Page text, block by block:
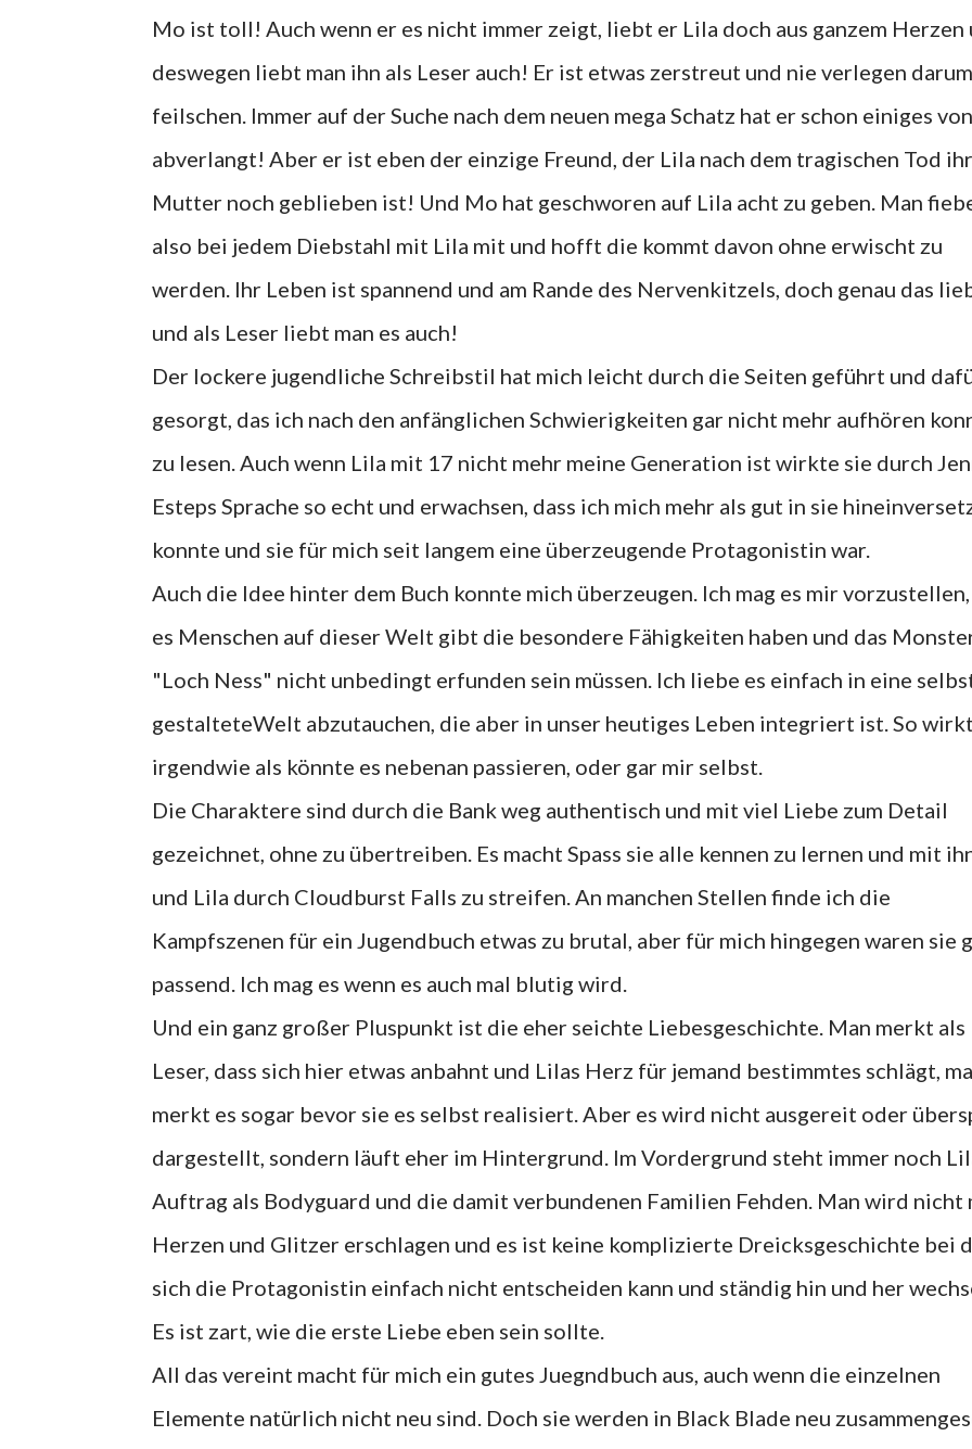
Mo ist toll! Auch wenn er es nicht immer zeigt, liebt er Lila doch aus ganzem Herzen
deswegen liebt man ihn als Leser auch! Er ist etwas zerstreut und nie verlegen
feilschen. Immer auf der Suche nach dem neuen mega Schatz hat er schon einiges
abverlangt! Aber er ist eben der einzige Freund, der Lila nach dem tragischen Tod
Mutter noch geblieben ist! Und Mo hat geschworen auf Lila acht zu geben. Man
also bei jedem Diebstahl mit Lila mit und hofft die kommt davon ohne erwischt zu
werden. Ihr Leben ist spannend und am Rande des Nervenkitzels, doch genau das
und als Leser liebt man es auch!
Der lockere jugendliche Schreibstil hat mich leicht durch die Seiten geführt und
gesorgt, das ich nach den anfänglichen Schwierigkeiten gar nicht mehr aufhören
zu lesen. Auch wenn Lila mit 17 nicht mehr meine Generation ist wirkte sie durch
Esteps Sprache so echt und erwachsen, dass ich mich mehr als gut in sie
konnte und sie für mich seit langem eine überzeugende Protagonistin war.
Auch die Idee hinter dem Buch konnte mich überzeugen. Ich mag es mir vorzustellen,
es Menschen auf dieser Welt gibt die besondere Fähigkeiten haben und das
"Loch Ness" nicht unbedingt erfunden sein müssen. Ich liebe es einfach in eine
gestalteteWelt abzutauchen, die aber in unser heutiges Leben integriert ist. So
irgendwie als könnte es nebenan passieren, oder gar mir selbst.
Die Charaktere sind durch die Bank weg authentisch und mit viel Liebe zum Detail
gezeichnet, ohne zu übertreiben. Es macht Spass sie alle kennen zu lernen und mit
und Lila durch Cloudburst Falls zu streifen. An manchen Stellen finde ich die
Kampfszenen für ein Jugendbuch etwas zu brutal, aber für mich hingegen waren sie
passend. Ich mag es wenn es auch mal blutig wird.
Und ein ganz großer Pluspunkt ist die eher seichte Liebesgeschichte. Man merkt als
Leser, dass sich hier etwas anbahnt und Lilas Herz für jemand bestimmtes schlägt,
merkt es sogar bevor sie es selbst realisiert. Aber es wird nicht ausgereit oder
dargestellt, sondern läuft eher im Hintergrund. Im Vordergrund steht immer noch
Auftrag als Bodyguard und die damit verbundenen Familien Fehden. Man wird nicht
Herzen und Glitzer erschlagen und es ist keine komplizierte Dreicksgeschichte bei
sich die Protagonistin einfach nicht entscheiden kann und ständig hin und her
Es ist zart, wie die erste Liebe eben sein sollte.
All das vereint macht für mich ein gutes Juegndbuch aus, auch wenn die einzelnen
Elemente natürlich nicht neu sind. Doch sie werden in Black Blade neu